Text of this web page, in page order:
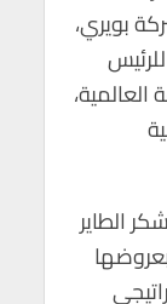
بويري،
الطاير